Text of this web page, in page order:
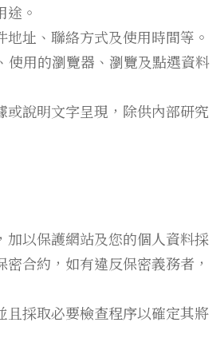
。
址、聯絡方式及使用時間等。
用的瀏覽器、瀏覽及點選資料
說明文字呈現，除供內部研究
以保護網站及您的個人資料採
合約，如有違反保密義務者，
採取必要檢查程序以確定其將